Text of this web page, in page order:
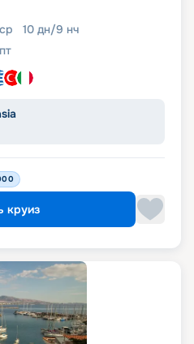
ср 10 дн/9 нч
пт
круиз